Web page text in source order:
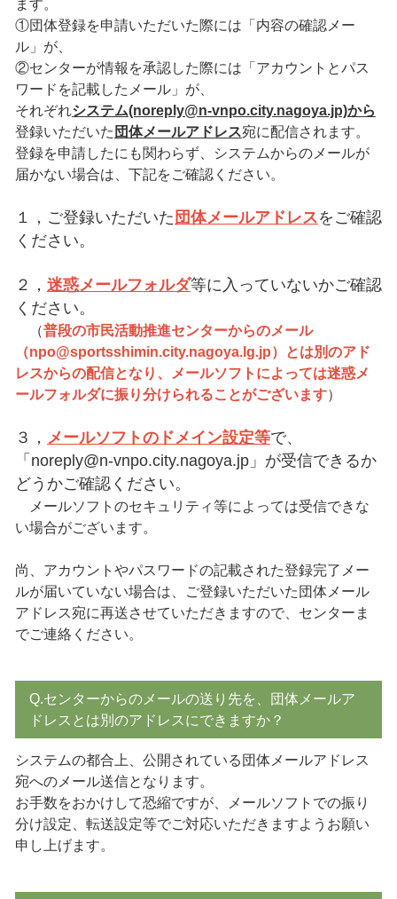
ます。
①団体登録を申請いただいた際には「内容の確認メー
ル」が、
②センターが情報を承認した際には「アカウントとパス
ワードを記載したメール」が、
それぞれシステム(noreply@n-vnpo.city.nagoya.jp)から
登録いただいた 団体メールアドレス宛に配信されます。
登録を申請したにも関わらず、システムからのメールが
届かない場合は、下記をご確認ください。
１，ご登録いただいた 団体メールアドレス をご確認
ください。
２， 迷惑メールフォルダ等に入っていないかご確認
ください。
（普段の市民活動推進センターからのメール
（npo@sportsshimin.city.nagoya.lg.jp）とは別のアド
レスからの配信となり、メールソフトによっては迷惑メ
ールフォルダに振り分けられることがございます）
３， メールソフトのドメイン設定等で、
「noreply@n-vnpo.city.nagoya.jp」が受信できるか
どうかご確認ください。
メールソフトのセキュリティ等によっては受信できな
い場合がございます。
尚、アカウントやパスワードの記載された登録完了メー
ルが届いていない場合は、ご登録いただいた団体メール
アドレス宛に再送させていただきますので、センターま
でご連絡ください。
Q.センターからのメールの送り先を、団体メールア
ドレスとは別のアドレスにできますか？
システムの都合上、公開されている団体メールアドレス
宛へのメール送信となります。
お手数をおかけして恐縮ですが、メールソフトでの振り
分け設定、転送設定等でご対応いただきますようお願い
申し上げます。